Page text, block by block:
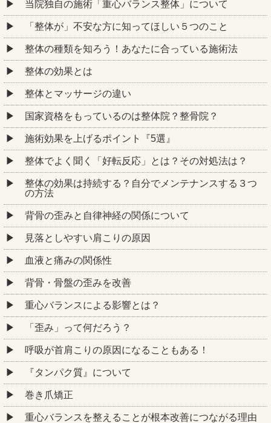
当院独自の施術「重心バランス整体」について
「整体が」不安な方に知ってほしい５つのこと
整体の種類を知ろう！あなたに合っている施術法
整体の効果とは
整体とマッサージの違い
国家資格をもっているのは整体院？整骨院？
施術効果を上げるポイント『5選』
整体でよく聞く「好転反応」とは？その対処法は？
整体の効果は持続する？自分でメンテナンスする３つ
の方法
背骨の歪みと自律神経の関係について
見落としやすい肩こりの原因
血液と痛みの関係性
背骨・骨盤の歪みを改善
重心バランスによる影響とは？
「歪み」って何だろう？
呼吸が首肩こりの原因になることもある！
『タンパク質』について
巻き爪矯正
重心バランスを整えることが根本改善につながる理由